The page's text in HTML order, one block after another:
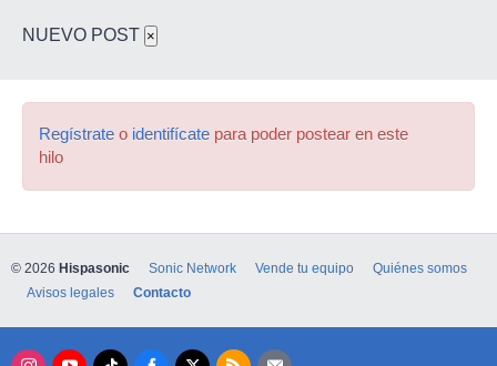
NUEVO POST ×
Regístrate o identifícate para poder postear en este
hilo
© 2026 Hispasonic Sonic Network Vende tu equipo
Quiénes somos
Avisos legales
Contacto